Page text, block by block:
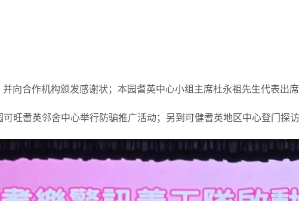
向合作机构颁发感谢状；本园耆英中心小组主席杜永祖先生代表出席
旺耆英邻舍中心举行防骗推广活动；另到可健耆英地区中心登门探